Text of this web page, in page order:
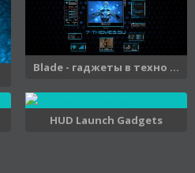
Blade - гаджеты в техно ...
HUD Launch Gadgets